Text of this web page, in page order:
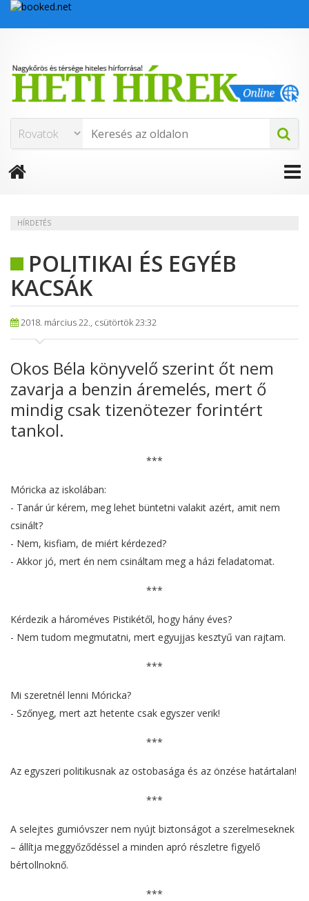
HÍRDETÉS
POLITIKAI ÉS EGYÉB
KACSÁK
2018. március 22., csütörtök 23:32
Okos Béla könyvelő szerint őt nem
zavarja a benzin áremelés, mert ő
mindig csak tizenötezer forintért
tankol.
***
Móricka az iskolában:
- Tanár úr kérem, meg lehet büntetni valakit azért, amit nem
csinált?
- Nem, kisfiam, de miért kérdezed?
- Akkor jó, mert én nem csináltam meg a házi feladatomat.
***
Kérdezik a hároméves Pistikétől, hogy hány éves?
- Nem tudom megmutatni, mert egyujjas kesztyű van rajtam.
***
Mi szeretnél lenni Móricka?
- Szőnyeg, mert azt hetente csak egyszer verik!
***
Az egyszeri politikusnak az ostobasága és az önzése határtalan!
***
A selejtes gumióvszer nem nyújt biztonságot a szerelmeseknek
– állítja meggyőződéssel a minden apró részletre figyelő
bértollnoknő.
***